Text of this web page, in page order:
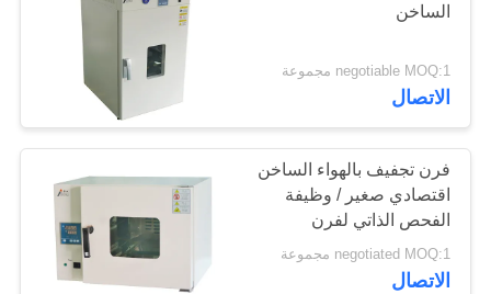
الساخن
negotiable MOQ:1 مجموعة
الاتصال
فرن تجفيف بالهواء الساخن
اقتصادي صغير / وظيفة
الفحص الذاتي لفرن
التجفيف في المعمل
negotiated MOQ:1 مجموعة
الاتصال